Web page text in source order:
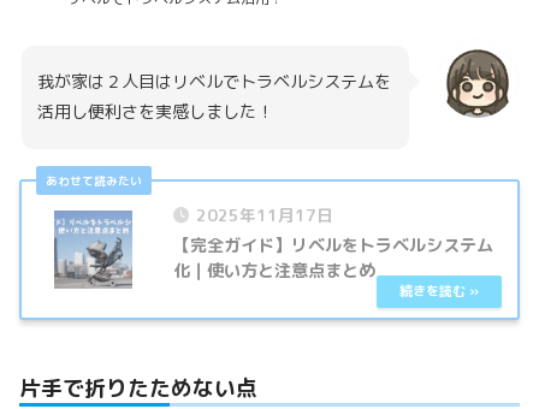
我が家は２人目はリベルでトラベルシステムを
活用し便利さを実感しました！
2025年11月17日
【完全ガイド】リベルをトラベルシステム
化｜使い方と注意点まとめ
片手で折りたためない点